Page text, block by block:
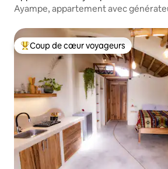
Ayampe, appartement avec
Coups de cœur voyageurs les plus
Coup de cœur voyageurs